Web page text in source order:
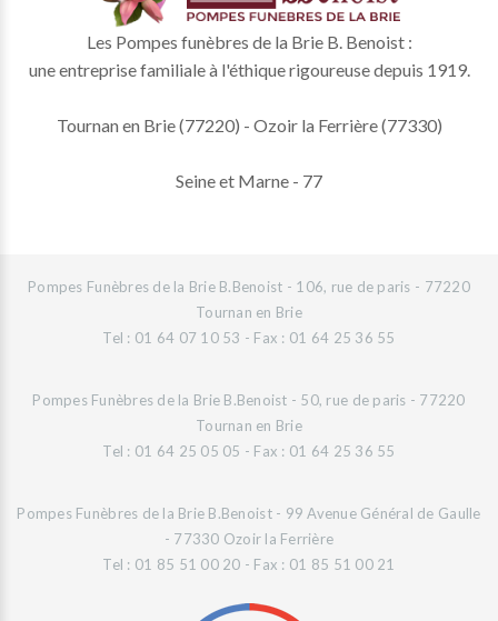
Les Pompes funèbres de la Brie B. Benoist :
une entreprise familiale à l'éthique rigoureuse depuis 1919.
Tournan en Brie (77220) - Ozoir la Ferrière (77330)
Seine et Marne - 77
Pompes Funèbres de la Brie B.Benoist - 106, rue de paris - 77220
Tournan en Brie
Tel : 01 64 07 10 53 - Fax : 01 64 25 36 55
Pompes Funèbres de la Brie B.Benoist - 50, rue de paris - 77220
Tournan en Brie
Tel : 01 64 25 05 05 - Fax : 01 64 25 36 55
Pompes Funèbres de la Brie B.Benoist - 99 Avenue Général de Gaulle
- 77330 Ozoir la Ferrière
Tel : 01 85 51 00 20 - Fax : 01 85 51 00 21